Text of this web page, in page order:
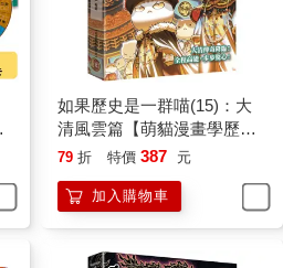
如果歷史是一群喵(15)：大
清風雲篇【萌貓漫畫學歷
史】
79 折 特價 387 元
加入購物車